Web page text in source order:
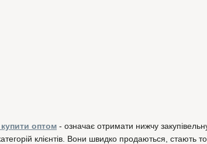
оптом - означає отримати нижчу
клієнтів. Вони швидко продаються, стають